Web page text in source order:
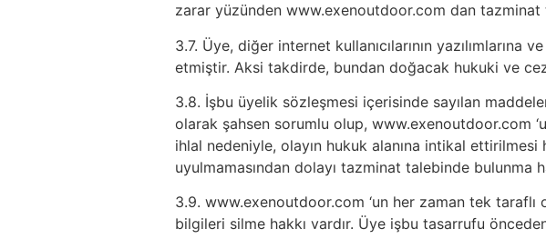
zarar yüzünden www.exenoutdoor.com dan
3.7. Üye, diğer internet kullanıcılarının
etmiştir. Aksi takdirde, bundan doğacak hukuki ve
3.8. İşbu üyelik sözleşmesi içerisinde sayılan
olarak şahsen sorumlu olup, www.exenoutdoor.com
ihlal nedeniyle, olayın hukuk alanına intikal
uyulmamasından dolayı tazminat talebinde bulunma
3.9. www.exenoutdoor.com ‘un her zaman tek
bilgileri silme hakkı vardır. Üye işbu tasarrufu